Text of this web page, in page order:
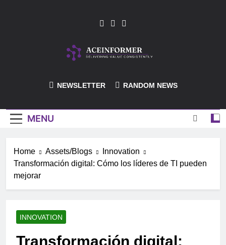
ACEInformer
NEWSLETTER RANDOM NEWS
MENU
Home Assets/Blogs
Innovation
Transformación digital: Cómo los líderes de TI pueden
mejorar
INNOVATION
Transformación digital: